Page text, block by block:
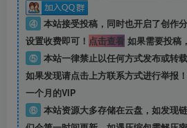
④ 本站接受投稿，同时也开启了创作
设置收费即可！ 点击查看如果需要投稿
⑤ 本站一律禁止以任何方式发布或转
如果发现请点击上方联系方式进行举报
一个月的VIP
⑥ 本站资源大多存储在云盘，如发现